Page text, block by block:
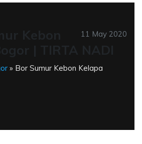
11 May 2020
» Bor Sumur Kebon Kelapa